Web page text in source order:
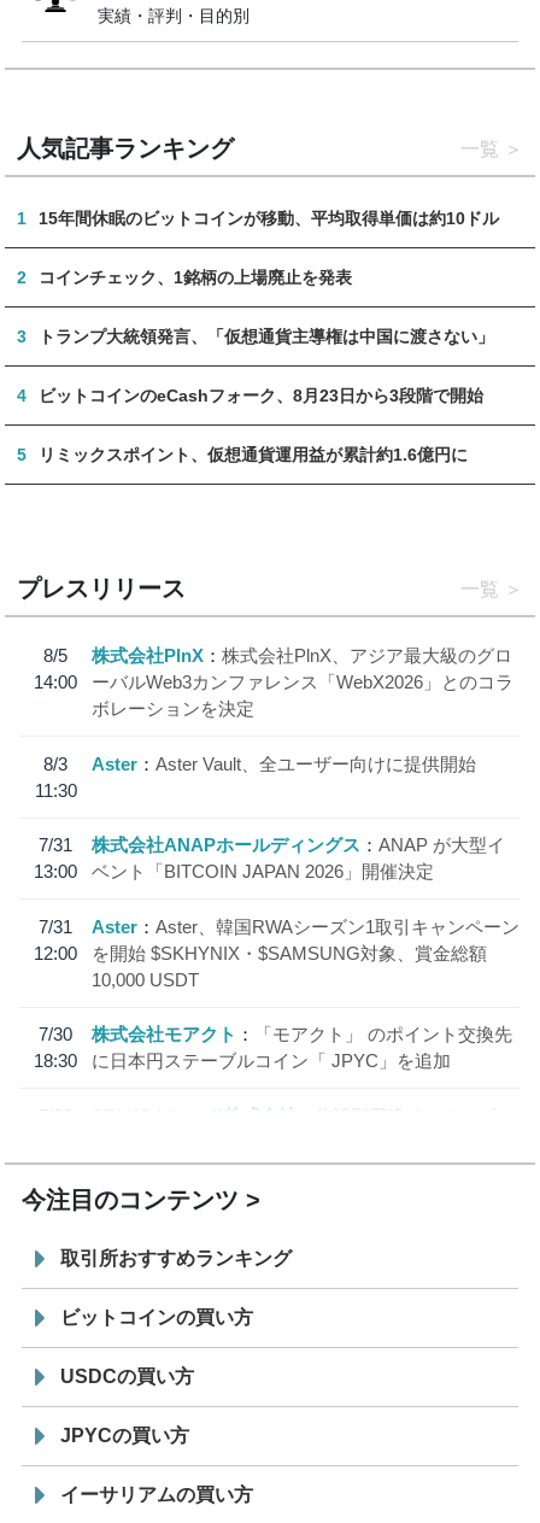
実績・評判・目的別
人気記事ランキング 一覧
1 15年間休眠のビットコインが移動、平均取得単価は約10ドル
2 コインチェック、1銘柄の上場廃止を発表
3 トランプ大統領発言、「仮想通貨主導権は中国に渡さない」
4 ビットコインのeCashフォーク、8月23日から3段階で開始
5 リミックスポイント、仮想通貨運用益が累計約1.6億円に
プレスリリース 一覧
8/5
14:00
株式会社PlnX
株式会社PlnX、アジア最大級のグロ
ーバルWeb3カンファレンス「WebX2026」とのコラ
ボレーションを決定
8/3
11:30
Aster Aster Vault、全ユーザー向けに提供開始
7/31
13:00
株式会社ANAPホールディングス
ANAP が大型イ
ベント「BITCOIN JAPAN 2026」開催決定
7/31
12:00
Aster
Aster、韓国RWAシーズン1取引キャンペーン
を開始 $SKHYNIX・$SAMSUNG対象、賞金総額
10,000 USDT
7/30
18:30
株式会社モアクト
「モアクト」 のポイント交換先
に日本円ステーブルコイン「 JPYC」を追加
7/29
SBI VCトレード株式会社
信託型円建てステーブル
今注目のコンテンツ
取引所おすすめランキング
ビットコインの買い方
USDCの買い方
JPYCの買い方
イーサリアムの買い方